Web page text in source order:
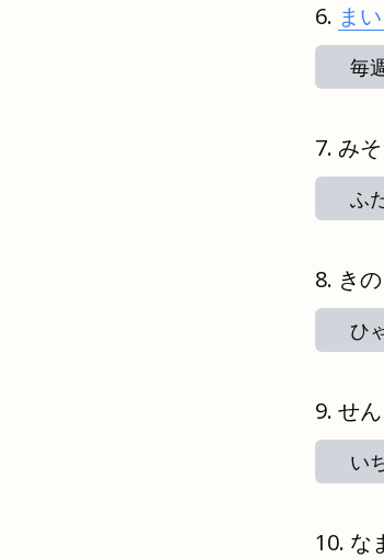
ま
毎
み
ふ
きの
ひ
せん
い
な